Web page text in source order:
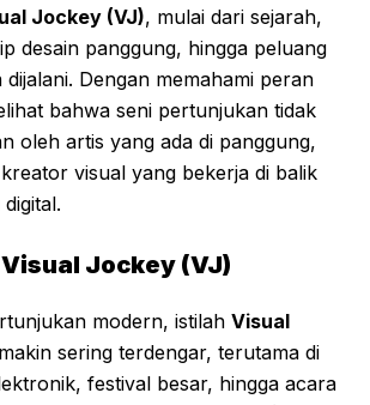
Jockey (VJ), mulai dari sejarah,
desain panggung, hingga peluang
Dengan memahami peran
bahwa seni pertunjukan tidak
oleh artis yang ada di panggung,
visual yang bekerja di balik
Jockey (VJ)
modern, istilah Visual
sering terdengar, terutama di
festival besar, hingga acara